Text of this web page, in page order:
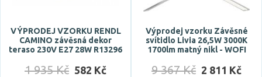
VÝPRODEJ VZORKU RENDL
CAMINO závěsná dekor
teraso 230V E27 28W R13296
1 935 Kč 582 Kč
Výprodej vzorku Závěsné
svítidlo Livia 26,5W 3000K
1700lm matný nikl - WOFI
9 367 Kč 2 811 Kč